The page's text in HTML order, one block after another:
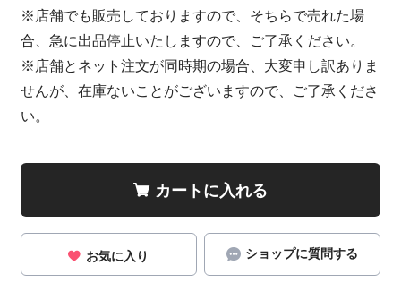
※店舗でも販売しておりますので、そちらで売れた場
合、急に出品停止いたしますので、ご了承ください。
※店舗とネット注文が同時期の場合、大変申し訳ありま
せんが、在庫ないことがございますので、ご了承くださ
い。
カートに入れる
お気に入り ショップに質問する